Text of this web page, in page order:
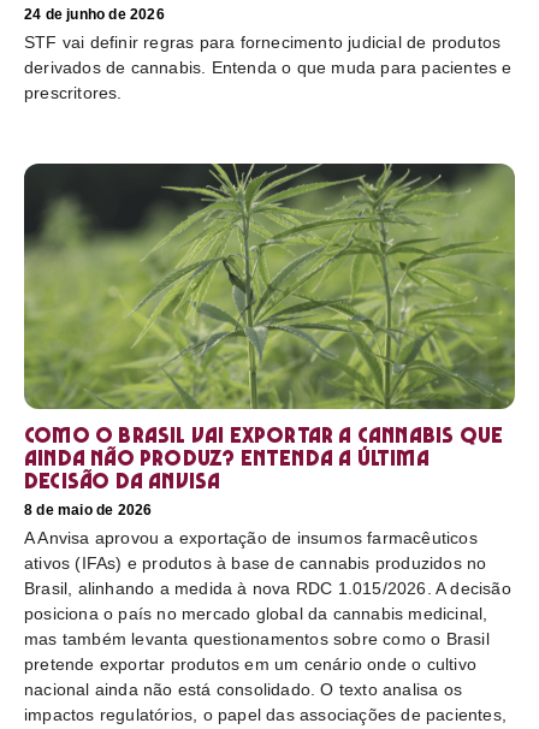
24 de junho de 2026
STF vai definir regras para fornecimento judicial de produtos
derivados de cannabis. Entenda o que muda para pacientes e
prescritores.
Como o Brasil vai exportar a cannabis que
ainda não produz? Entenda a última
decisão da Anvisa
8 de maio de 2026
A Anvisa aprovou a exportação de insumos farmacêuticos
ativos (IFAs) e produtos à base de cannabis produzidos no
Brasil, alinhando a medida à nova RDC 1.015/2026. A decisão
posiciona o país no mercado global da cannabis medicinal,
mas também levanta questionamentos sobre como o Brasil
pretende exportar produtos em um cenário onde o cultivo
nacional ainda não está consolidado. O texto analisa os
impactos regulatórios, o papel das associações de pacientes,